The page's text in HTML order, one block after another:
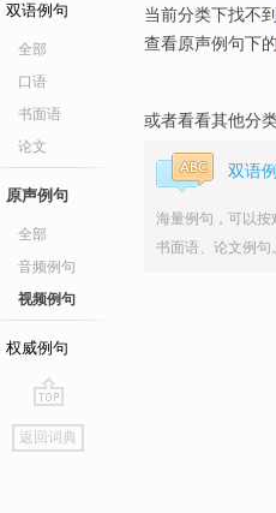
双语例句
全部
口语
书面语
论文
原声例句
全部
音频例句
视频例句
权威例句
go
top
返回词典
当前分类下找不
查看原声例句下的
或者看看其他分类
双语
海量例句，可以按
书面语、论文例句。